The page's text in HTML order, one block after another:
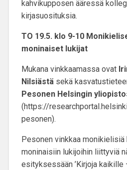
kahvikupposen ääressä
kirjasuosituksia.
TO 19.5. klo 9-10
moninaiset lukijat
Mukana vinkkaamassa ovat
Nilsiästäsekä
Pesonen Helsingin
(https://
pesonen).
Pesonen vinkkaa monikielisiä
moninaisiin lukijoihin liittyviä
esityksessään ’Kirjoja kaikille